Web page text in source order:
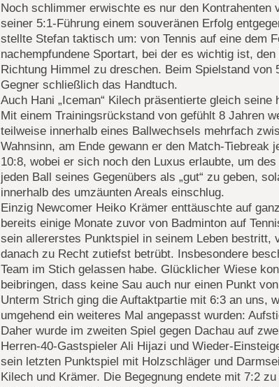
Noch schlimmer erwischte es nur den Kontrahenten
seiner 5:1-Führung einem souveränen Erfolg
stellte Stefan taktisch um: von Tennis auf eine dem
nachempfundene Sportart, bei der es wichtig ist,
Richtung Himmel zu dreschen. Beim Spielstand von
Gegner schließlich das Handtuch.
Auch Hani „Iceman“ Kilech präsentierte gleich seine
Mit einem Trainingsrückstand von gefühlt 8 Jahren
teilweise innerhalb eines Ballwechsels mehrfach
Wahnsinn, am Ende gewann er den Match-Tiebreak
10:8, wobei er sich noch den Luxus erlaubte, um
jeden Ball seines Gegenübers als „gut“ zu geben,
innerhalb des umzäunten Areals einschlug.
Einzig Newcomer Heiko Krämer enttäuschte auf
bereits einige Monate zuvor von Badminton auf
sein allererstes Punktspiel in seinem Leben bestritt,
danach zu Recht zutiefst betrübt. Insbesondere
Team im Stich gelassen habe. Glücklicher Wiese
beibringen, dass keine Sau auch nur einen Punkt
Unterm Strich ging die Auftaktpartie mit 6:3 an uns,
umgehend ein weiteres Mal angepasst wurden:
Daher wurde im zweiten Spiel gegen Dachau auf
Herren-40-Gastspieler Ali Hijazi und Wieder-
sein letzten Punktspiel mit Holzschläger und
Kilech und Krämer. Die Begegnung endete mit 7:2